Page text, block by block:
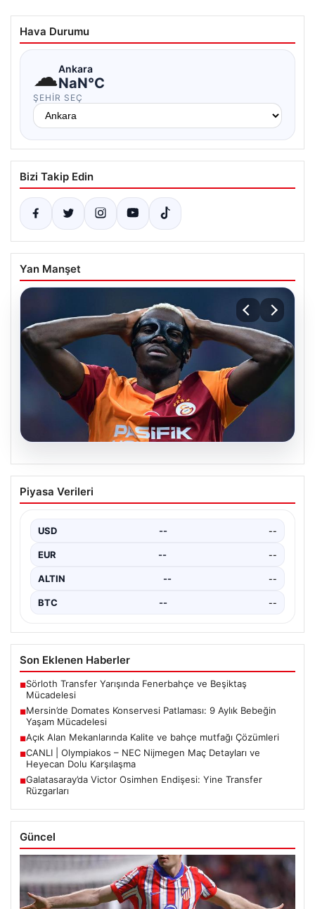
Hava Durumu
☁Ankara
NaN°C
ŞEHIR SEÇ
Bizi Takip Edin
Yan Manşet
03.08.2026
Galatasaray’da Victor Osimhen
Endişesi: Yine Transfer Rüzgarları
Victor Osimhen, Avrupa futbolunun devleri arasındaki
yerini korumaya devam…
Piyasa Verileri
USD -- --
EUR -- --
ALTIN -- --
BTC -- --
Son Eklenen Haberler
■Sörloth Transfer Yarışında Fenerbahçe ve Beşiktaş
Mücadelesi
■Mersin’de Domates Konservesi Patlaması: 9 Aylık Bebeğin
Yaşam Mücadelesi
■Açık Alan Mekanlarında Kalite ve bahçe mutfağı Çözümleri
■CANLI | Olympiakos – NEC Nijmegen Maç Detayları ve
Heyecan Dolu Karşılaşma
■Galatasaray’da Victor Osimhen Endişesi: Yine Transfer
Rüzgarları
Güncel